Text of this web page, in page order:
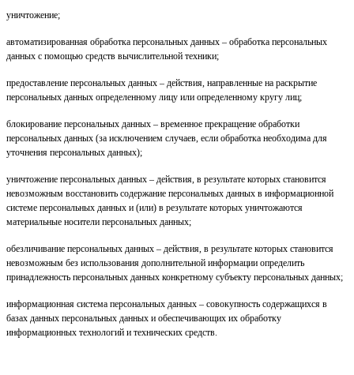
уничтожение;
автоматизированная обработка персональных данных – обработка персональных
данных с помощью средств вычислительной техники;
предоставление персональных данных – действия, направленные на раскрытие
персональных данных определенному лицу или определенному кругу лиц;
блокирование персональных данных – временное прекращение обработки
персональных данных (за исключением случаев, если обработка необходима для
уточнения персональных данных);
уничтожение персональных данных – действия, в результате которых становится
невозможным восстановить содержание персональных данных в информационной
системе персональных данных и (или) в результате которых уничтожаются
материальные носители персональных данных;
обезличивание персональных данных – действия, в результате которых становится
невозможным без использования дополнительной информации определить
принадлежность персональных данных конкретному субъекту персональных данных;
информационная система персональных данных – совокупность содержащихся в
базах данных персональных данных и обеспечивающих их обработку
информационных технологий и технических средств.